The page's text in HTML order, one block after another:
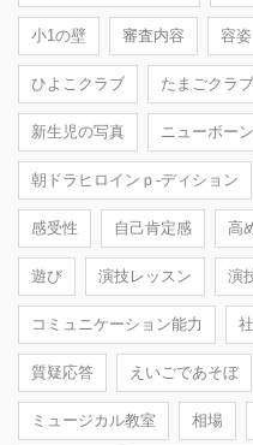
小1の壁 審査内容 容姿
ひよこクラブ たまごクラブ
新生児の写真 ニューボー
朝ドラヒロインｐ-ディション
感受性 自己肯定感 高
遊び 演技レッスン 演
コミュニケーション能力
質疑応答 えいごであそぼ
ミュージカル教室 相場